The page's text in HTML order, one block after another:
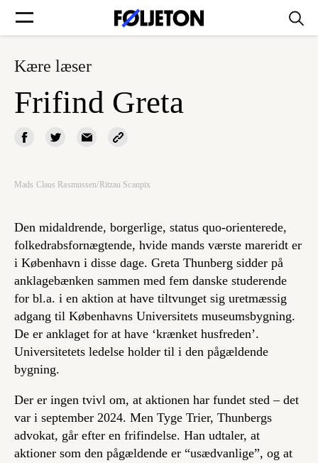
Forsider
Føljetoner
Min side
Log ind
Kære læser
Frifind Greta
Mads Claus Rasmussen/Ritzau Scanpix
Den midaldrende, borgerlige, status quo-orienterede,
folkedrabsfornægtende, hvide mands værste mareridt er
i København i disse dage. Greta Thunberg sidder på
anklagebænken sammen med fem danske studerende
for bl.a. i en aktion at have tiltvunget sig uretmæssig
adgang til Københavns Universitets museumsbygning.
De er anklaget for at have ‘krænket husfreden’.
Universitetets ledelse holder til i den pågældende
bygning.
Der er ingen tvivl om, at aktionen har fundet sted – det
var i september 2024. Men Tyge Trier, Thunbergs
advokat, går efter en frifindelse. Han udtaler, at
aktioner som den pågældende er “usædvanlige”, og at